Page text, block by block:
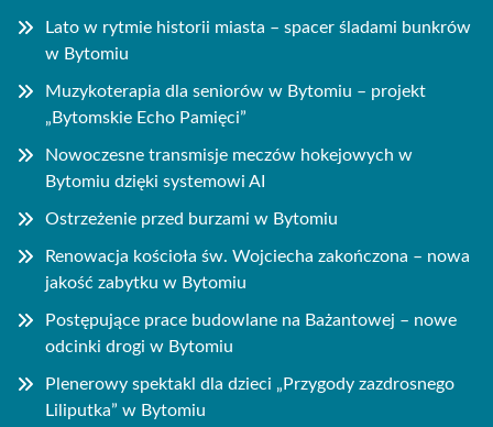
Lato w rytmie historii miasta – spacer śladami bunkrów
w Bytomiu
Muzykoterapia dla seniorów w Bytomiu – projekt
„Bytomskie Echo Pamięci”
Nowoczesne transmisje meczów hokejowych w
Bytomiu dzięki systemowi AI
Ostrzeżenie przed burzami w Bytomiu
Renowacja kościoła św. Wojciecha zakończona – nowa
jakość zabytku w Bytomiu
Postępujące prace budowlane na Bażantowej – nowe
odcinki drogi w Bytomiu
Plenerowy spektakl dla dzieci „Przygody zazdrosnego
Liliputka” w Bytomiu